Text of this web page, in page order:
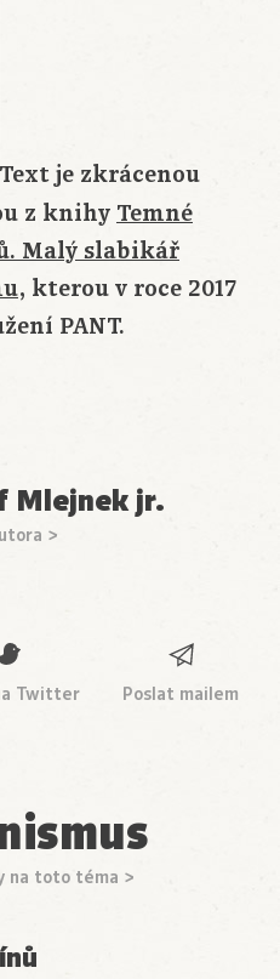
Text je zkrácenou
z knihy Temné
Malý slabikář
, kterou v roce 2017
PANT.
Mlejnek jr.
>
Twitter Poslat mailem
na toto téma >